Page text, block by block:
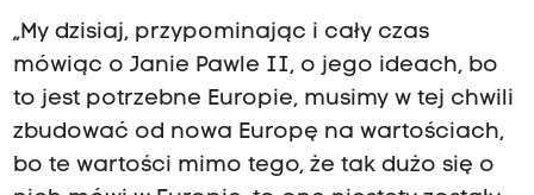
„My dzisiaj, przypominając i cały czas
mówiąc o Janie Pawle II, o jego ideach, bo
to jest potrzebne Europie, musimy w tej chwili
zbudować od nowa Europę na wartościach,
bo te wartości mimo tego, że tak dużo się o